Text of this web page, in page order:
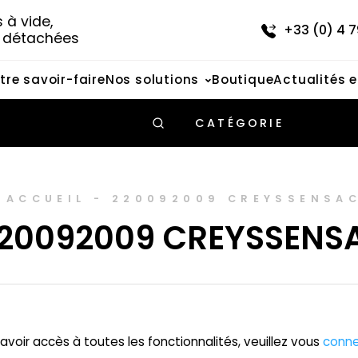
à vide,
+33 (0) 4
savoir-faireNos solutions BoutiqueActualités
CATÉGORIE
ACCUEIL - 220092009
accès à toutes les fonctionnalités, veuillez vous